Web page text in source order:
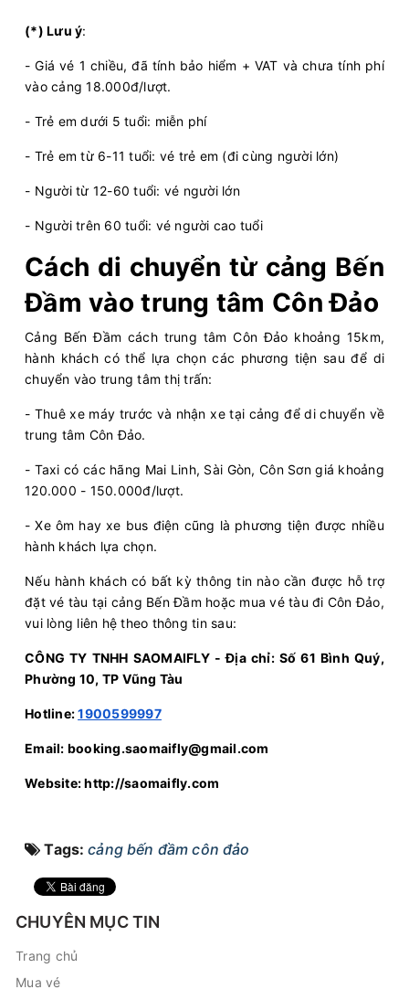
(*) Lưu ý:
- Giá vé 1 chiều, đã tính bảo hiểm + VAT và chưa tính phí
vào cảng 18.000đ/lượt.
- Trẻ em dưới 5 tuổi: miễn phí
- Trẻ em từ 6-11 tuổi: vé trẻ em (đi cùng người lớn)
- Người từ 12-60 tuổi: vé người lớn
- Người trên 60 tuổi: vé người cao tuổi
Cách di chuyển từ cảng Bến
Đầm vào trung tâm Côn Đảo
Cảng Bến Đầm cách trung tâm Côn Đảo khoảng 15km,
hành khách có thể lựa chọn các phương tiện sau để di
chuyển vào trung tâm thị trấn:
- Thuê xe máy trước và nhận xe tại cảng để di chuyển về
trung tâm Côn Đảo.
- Taxi có các hãng Mai Linh, Sài Gòn, Côn Sơn giá khoảng
120.000 - 150.000đ/lượt.
- Xe ôm hay xe bus điện cũng là phương tiện được nhiều
hành khách lựa chọn.
Nếu hành khách có bất kỳ thông tin nào cần được hỗ trợ
đặt vé tàu tại cảng Bến Đầm hoặc mua vé tàu đi Côn Đảo,
vui lòng liên hệ theo thông tin sau:
CÔNG TY TNHH SAOMAIFLY - Địa chỉ: Số 61 Bình Quý,
Phường 10, TP Vũng Tàu
Hotline:1900599997
Email: booking.saomaifly@gmail.com
Website: http://saomaifly.com
Tags:cảng bến đầm côn đảo
CHUYÊN MỤC TIN
Trang chủ
Mua vé